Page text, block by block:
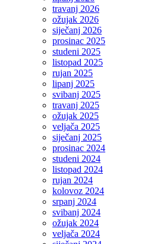
travanj 2026
ožujak 2026
siječanj 2026
prosinac 2025
studeni 2025
listopad 2025
rujan 2025
lipanj 2025
svibanj 2025
travanj 2025
ožujak 2025
veljača 2025
siječanj 2025
prosinac 2024
studeni 2024
listopad 2024
rujan 2024
kolovoz 2024
srpanj 2024
svibanj 2024
ožujak 2024
veljača 2024